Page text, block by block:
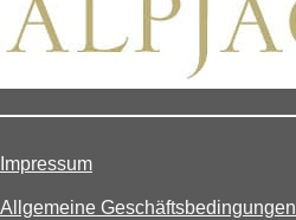
Impressum
Allgemeine Geschäftsbedingungen